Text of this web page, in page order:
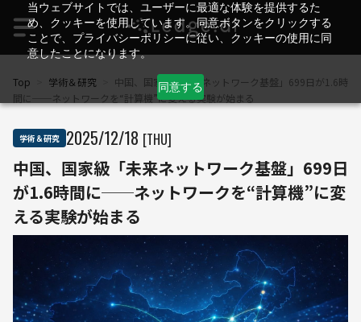
当ウェブサイトでは、ユーザーに最適な体験を提供するた
め、クッキーを使用しています。同意ボタンをクリックする
ことで、プライバシーポリシーに従い、クッキーの使用に同
意したことになります。
同意する
Top 学術＆研究
中国、国家級「未来ネットワーク基盤」699日が1.6時
間に──ネットワークを“計算機”に変える実験が始まる
学術＆研究 2025/12/18 [THU]
中国、国家級「未来ネットワーク基盤」699日
が1.6時間に──ネットワークを“計算機”に変
える実験が始まる